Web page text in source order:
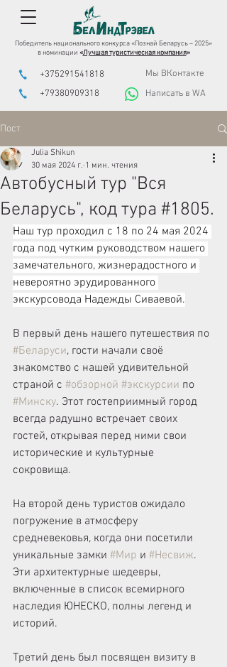
Победитель национального конкурса «Познай Беларусь – 2025»
в номинации «Лучшая туристическая компания»
+375291541818
Мы ВКонтакте
+79380909318
Написать в WA
Пост
Автобусный тур "Вся
Беларусь", код тура #1805.
Julia Shikun
30 мая 2024 г. 1 мин. чтения
Наш тур проходил с 18 по 24 мая 2024
года под чутким руководством нашего
замечательного, жизнерадостного и
невероятно эрудированного
экскурсовода Надежды Сиваевой.
В первый день нашего путешествия по
#Беларуси, гости начали своё
знакомство с нашей удивительной
страной с #обзорной #экскурсии по
#Минску. Этот гостеприимный город
всегда радушно встречает своих
гостей, открывая перед ними свои
исторические и культурные
сокровища.
На второй день туристов ожидало
погружение в атмосферу
средневековья, когда они посетили
уникальные замки #Мир и #Несвиж.
Эти архитектурные шедевры,
включенные в список всемирного
наследия ЮНЕСКО, полны легенд и
историй.
Третий день был посвящен визиту в